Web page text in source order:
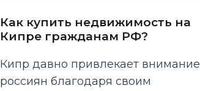
​​Как купить недвижимость на
Кипре гражданам РФ?
Кипр давно привлекает внимание
россиян благодаря своим